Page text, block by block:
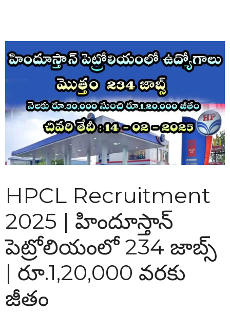
HPCL Recruitment
2025 | హిందూస్తాన్
పెట్రోలియంలో 234 జాబ్స్
| రూ.1,20,000 వరకు
జీతం